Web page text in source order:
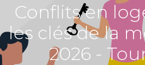
Conflits en
les clés de la
2026 -